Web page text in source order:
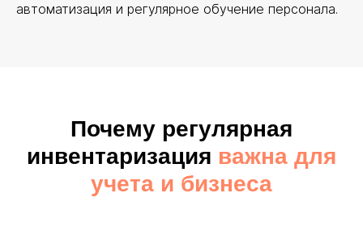
автоматизация и регулярное обучение персонала.
Почему регулярная
инвентаризация важна для
учета и бизнеса
Отправить